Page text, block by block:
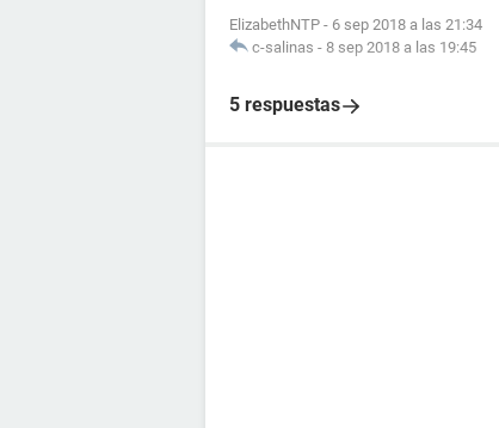
ElizabethNTP - 6 sep 2018 a las 21:34
c-salinas - 8 sep 2018 a las 19:45
5 respuestas